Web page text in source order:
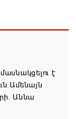
է
Ամենայն
Աննա